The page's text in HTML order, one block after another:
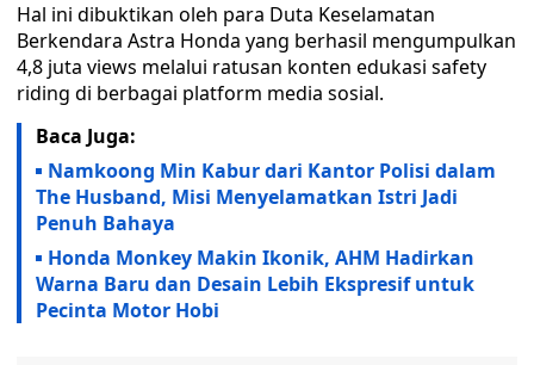
Hal ini dibuktikan oleh para Duta Keselamatan
Berkendara Astra Honda yang berhasil mengumpulkan
4,8 juta views melalui ratusan konten edukasi safety
riding di berbagai platform media sosial.
Baca Juga:
Namkoong Min Kabur dari Kantor Polisi dalam
The Husband, Misi Menyelamatkan Istri Jadi
Penuh Bahaya
Honda Monkey Makin Ikonik, AHM Hadirkan
Warna Baru dan Desain Lebih Ekspresif untuk
Pecinta Motor Hobi